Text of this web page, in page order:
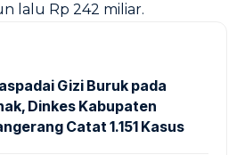
lalu Rp 242 miliar.
Gizi Buruk pada
Dinkes Kabupaten
Catat 1.151 Kasus